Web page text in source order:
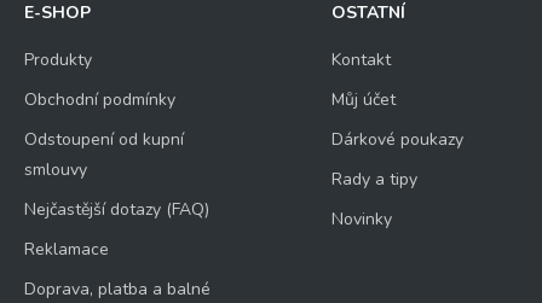
E-SHOP
Produkty
Obchodní podmínky
Odstoupení od kupní
smlouvy
Nejčastější dotazy (FAQ)
Reklamace
Doprava, platba a balné
OSTATNÍ
Kontakt
Můj účet
Dárkové poukazy
Rady a tipy
Novinky